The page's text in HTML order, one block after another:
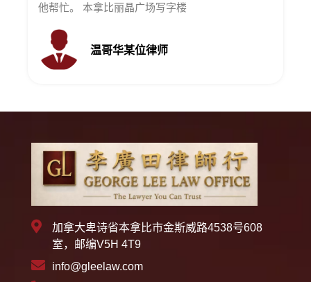
他帮忙。 本拿比丽晶广场写字楼
温哥华某位律师
加拿大卑诗省本拿比市金斯威路4538号608
室，邮编V5H 4T9
info@gleelaw.com